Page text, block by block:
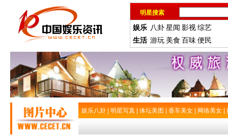
明星搜索
娱乐 八卦星闻 影视综艺
生活 游玩 美食 百味便民
娱乐八卦 明星写真 体坛美图 香车美女 网络美女